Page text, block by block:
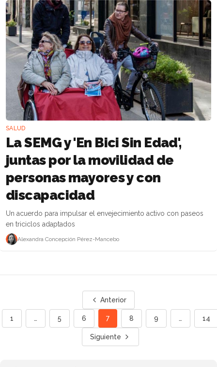
SALUD
La SEMG y 'En Bici Sin Edad',
juntas por la movilidad de
personas mayores y con
discapacidad
Un acuerdo para impulsar el envejecimiento activo con paseos
en triciclos adaptados
Alexandra Concepción Pérez-Mancebo
Anterior
1 … 5 6 7 8 9 … 14
Siguiente